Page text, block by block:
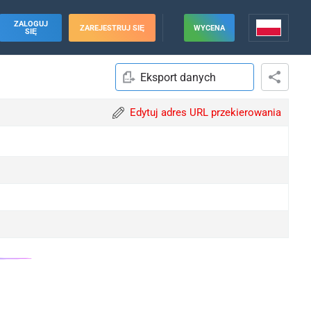
ZALOGUJ
SIĘ
ZAREJESTRUJ SIĘ WYCENA
Eksport danych
Edytuj adres URL przekierowania